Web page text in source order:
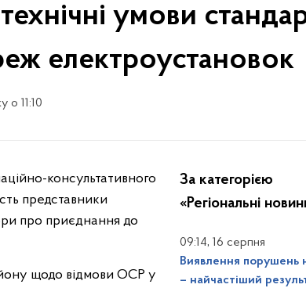
умови
електроустановок
о 11:10
представники
про приєднання до
щодо відмови ОСР у
За категорією
«Регіональні
09:14, 16 серпня
Виявлення порушень
– найчастіший